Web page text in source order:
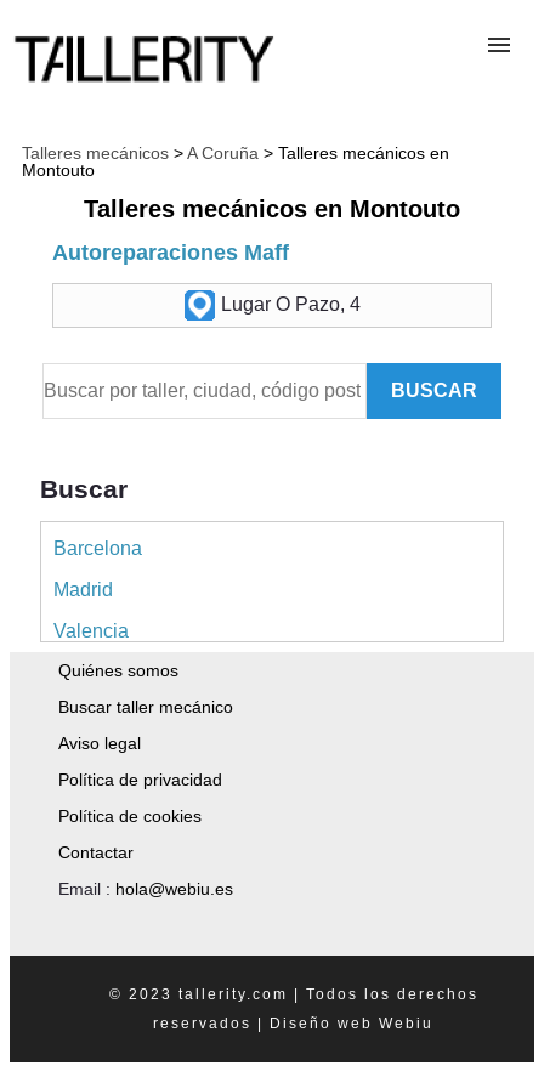
TALLERES
DESGUACES
PARA PROFESIONALES
BLOG
Talleres mecánicos >A Coruña > Talleres mecánicos en
Montouto
Talleres mecánicos en Montouto
Autoreparaciones Maff
Lugar O Pazo, 4
BUSCAR
Buscar
Barcelona
Madrid
Valencia
Alicante
Sevilla
Málaga
Islas Baleares
Tenerife
Asturias
Quiénes somos
Buscar taller mecánico
Aviso legal
Política de privacidad
Política de cookies
Contactar
Email : hola@webiu.es
© 2023 tallerity.com | Todos los derechos
reservados |
Diseño web Webiu